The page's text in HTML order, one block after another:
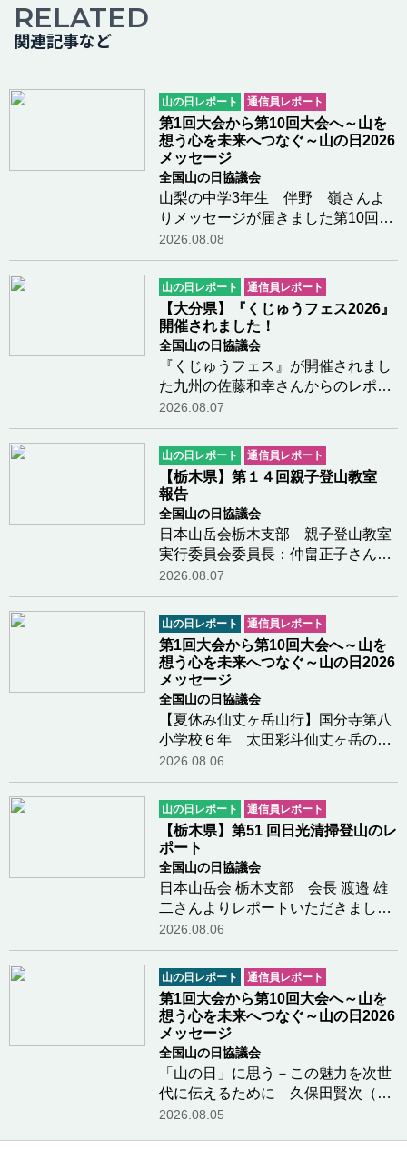
RELATED
関連記事など
山の日レポート 通信員レポート
第1回大会から第10回大会へ～山を
想う心を未来へつなぐ～山の日2026
メッセージ
全国山の日協議会
山梨の中学3年生 伴野 嶺さんよ
りメッセージが届きました第10回山
の日全国大会が岐阜県高山市で開催
されますことを、心よりお祝い申し
上げます。今夏、私は「高校受験」
という大きな山を登っています。 毎
日勉強に励んで…つづきを読む
2026.08.08
山の日レポート 通信員レポート
【大分県】『くじゅうフェス2026』
開催されました！
全国山の日協議会
『くじゅうフェス』が開催されまし
た九州の佐藤和幸さんからのレポー
トです。今年も、大分県九重町の長
者原園地において『くじゅうフェ
ス』が開催されました。青空のも
と、多くの方々がボルダリングや鳥
の巣箱造りなどの体…つづきを読む
2026.08.07
山の日レポート 通信員レポート
【栃木県】第１４回親子登山教室
報告
全国山の日協議会
日本山岳会栃木支部 親子登山教室
実行委員会委員長：仲畠正子さんか
らのレポートです令和8年度日本山
岳会栃木支部公益事業(山の日関連事
業)の報告１ 事業名 第１４回親
子登山教室 （栃木県
山岳・スポーツ…つづきを読む
2026.08.07
山の日レポート 通信員レポート
第1回大会から第10回大会へ～山を
想う心を未来へつなぐ～山の日2026
メッセージ
全国山の日協議会
【夏休み仙丈ヶ岳山行】国分寺第八
小学校６年 太田彩斗仙丈ヶ岳の山
頂についたときがすごく嬉しかった
し景色もきれいで感動した。仙丈小
屋で景色を見ながらコーヒーをみん
なで飲んだのが楽しかった。下山し
ているとき少し…つづきを読む
2026.08.06
山の日レポート 通信員レポート
【栃木県】第51 回日光清掃登山のレ
ポート
全国山の日協議会
日本山岳会 栃木支部 会長 渡邉 雄
二さんよりレポートいただきました
第51 回「日光清掃登山」を、県山
岳・スポーツクライミング連盟が主
催し、日光・那須山岳ガイド協会等
の各団体、国・県・市の関係団体、
一般登山者が参…つづきを読む
2026.08.06
山の日レポート 通信員レポート
第1回大会から第10回大会へ～山を
想う心を未来へつなぐ～山の日2026
メッセージ
全国山の日協議会
「山の日」に思う－この魅力を次世
代に伝えるために 久保田賢次（元
『山と溪谷』編集長、広報・デジタ
2026.08.05